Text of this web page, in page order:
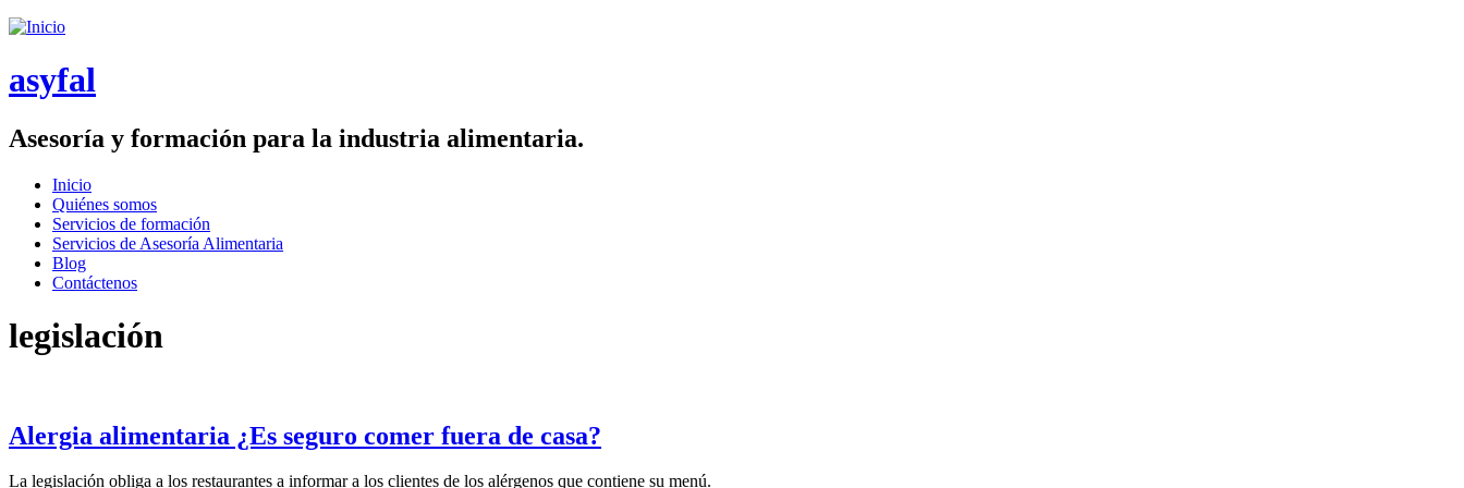
Saltar menu
asyfal
Asesoría y formación para la industria alimentaria.
Menú principal
Inicio
Quiénes somos
Servicios de formación
Servicios de Asesoría Alimentaria
Blog
Contáctenos
legislación
Alergia alimentaria ¿Es seguro comer fuera de casa?
La legislación obliga a los restaurantes a informar a los clientes de los alérgenos que contiene su menú.